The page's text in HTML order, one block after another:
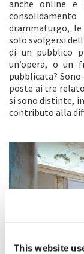
This website
anche online e
drammaturgo,
solo svolgersi
di un pubblico
un’opera, o un
pubblicata?
poste ai tre
si sono distinte,
contributo alla